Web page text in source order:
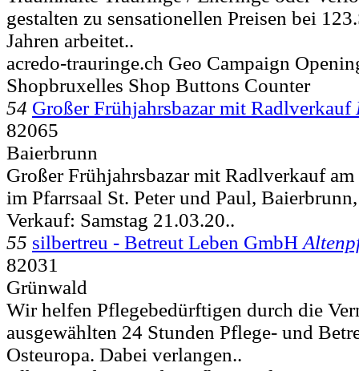
gestalten zu sensationellen Preisen bei
Jahren arbeitet..
acredo-trauringe.ch Geo Campaign
Shopbruxelles Shop Buttons Counter
54 Großer Frühjahrsbazar mit Radlverkauf
82065
Baierbrunn
Großer Frühjahrsbazar mit Radlverkauf
im Pfarrsaal St. Peter und Paul,
Verkauf: Samstag 21.03.20..
55 silbertreu - Betreut Leben GmbH
82031
Grünwald
Wir helfen Pflegebedürftigen durch die
ausgewählten 24 Stunden Pflege- und
Osteuropa. Dabei verlangen..